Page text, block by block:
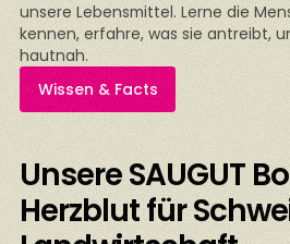
unsere Lebensmittel. Lerne die
kennen, erfahre, was sie antreibt,
hautnah.
Wissen & Facts
Unsere SAUGUT
Herzblut für